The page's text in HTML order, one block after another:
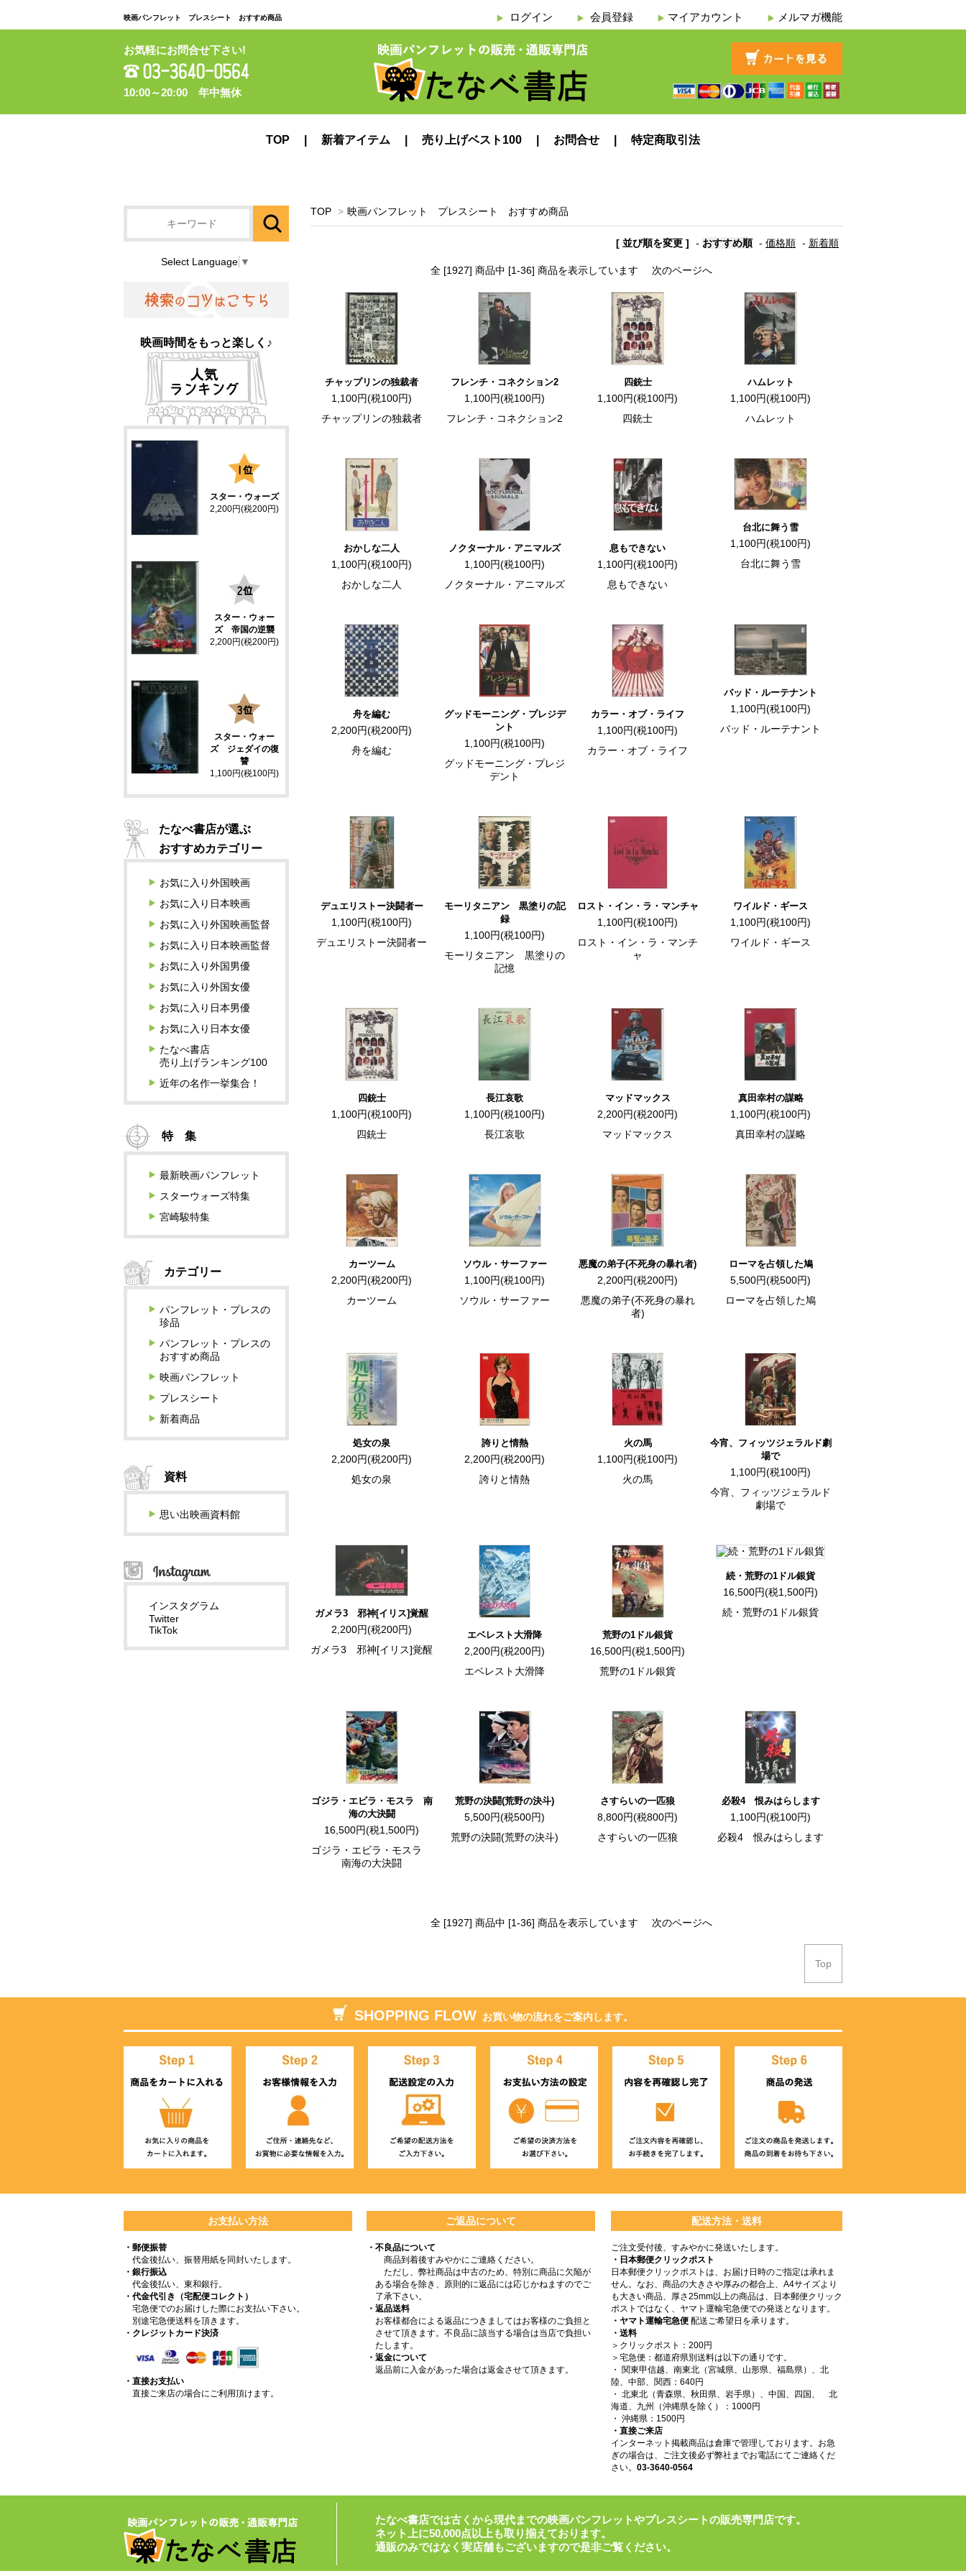
映画パンフレット プレスシート おすすめ商品 ログイン 会員登録 マイアカウント メルマガ機能
お気軽にお問合せ下さい!
10:00～20:00 年中無休
TOP 新着アイテム 売り上げベスト100 お問合せ 特定商取引法
TOP > 映画パンフレット プレスシート おすすめ商品
[ 並び順を変更 ] - おすすめ順 - 価格順 - 新着順
全 [1927] 商品中 [1-36] 商品を表示しています 次のページへ
チャップリンの独裁者
1,100円(税100円)
チャップリンの独裁者
フレンチ・コネクション2
1,100円(税100円)
フレンチ・コネクション2
四銃士
1,100円(税100円)
四銃士
ハムレット
1,100円(税100円)
ハムレット
おかしな二人
1,100円(税100円)
おかしな二人
ノクターナル・アニマルズ
1,100円(税100円)
ノクターナル・アニマルズ
息もできない
1,100円(税100円)
息もできない
台北に舞う雪
1,100円(税100円)
台北に舞う雪
舟を編む
2,200円(税200円)
舟を編む
グッドモーニング・プレジデ
ント
1,100円(税100円)
グッドモーニング・プレジ
デント
カラー・オブ・ライフ
1,100円(税100円)
カラー・オブ・ライフ
バッド・ルーテナント
1,100円(税100円)
バッド・ルーテナント
デュエリストー決闘者ー
1,100円(税100円)
デュエリストー決闘者ー
モーリタニアン 黒塗りの記
録
1,100円(税100円)
モーリタニアン 黒塗りの
記憶
ロスト・イン・ラ・マンチャ
1,100円(税100円)
ロスト・イン・ラ・マンチ
ャ
ワイルド・ギース
1,100円(税100円)
ワイルド・ギース
四銃士
1,100円(税100円)
四銃士
長江哀歌
1,100円(税100円)
長江哀歌
マッドマックス
2,200円(税200円)
マッドマックス
真田幸村の謀略
1,100円(税100円)
真田幸村の謀略
カーツーム
2,200円(税200円)
カーツーム
ソウル・サーファー
1,100円(税100円)
ソウル・サーファー
悪魔の弟子(不死身の暴れ者)
2,200円(税200円)
悪魔の弟子(不死身の暴れ
者)
ローマを占領した鳩
5,500円(税500円)
ローマを占領した鳩
処女の泉
2,200円(税200円)
処女の泉
誇りと情熱
2,200円(税200円)
誇りと情熱
火の馬
1,100円(税100円)
火の馬
今宵、フィッツジェラルド劇
場で
1,100円(税100円)
今宵、フィッツジェラルド
劇場で
ガメラ3 邪神[イリス]覚醒
2,200円(税200円)
ガメラ3 邪神[イリス]覚醒
エベレスト大滑降
2,200円(税200円)
エベレスト大滑降
荒野の1ドル銀貨
16,500円(税1,500円)
荒野の1ドル銀貨
続・荒野の1ドル銀貨
16,500円(税1,500円)
続・荒野の1ドル銀貨
ゴジラ・エビラ・モスラ 南
海の大決闘
16,500円(税1,500円)
ゴジラ・エビラ・モスラ
南海の大決闘
荒野の決闘(荒野の決斗)
5,500円(税500円)
荒野の決闘(荒野の決斗)
さすらいの一匹狼
8,800円(税800円)
さすらいの一匹狼
必殺4 恨みはらします
1,100円(税100円)
必殺4 恨みはらします
全 [1927] 商品中 [1-36] 商品を表示しています 次のページへ
Select Language ▼
映画時間をもっと楽しく♪
スター・ウォーズ
2,200円(税200円)
スター・ウォー
ズ 帝国の逆襲
2,200円(税200円)
スター・ウォー
ズ ジェダイの復
讐
1,100円(税100円)
たなべ書店が選ぶ
おすすめカテゴリー
お気に入り外国映画
お気に入り日本映画
お気に入り外国映画監督
お気に入り日本映画監督
お気に入り外国男優
お気に入り外国女優
お気に入り日本男優
お気に入り日本女優
たなべ書店
売り上げランキング100
近年の名作一挙集合！
特 集
最新映画パンフレット
スターウォーズ特集
宮崎駿特集
カテゴリー
パンフレット・プレスの
珍品
パンフレット・プレスの
おすすめ商品
映画パンフレット
プレスシート
新着商品
資料
思い出映画資料館
インスタグラム
Twitter
TikTok
Top
SHOPPING FLOW お買い物の流れをご案内します。
お支払い方法
・郵便振替
代金後払い、振替用紙を同封いたします。
・銀行振込
代金後払い、東和銀行。
・代金代引き（宅配便コレクト）
宅急便でのお届けした際にお支払い下さい。
別途宅急便送料を頂きます。
・クレジットカード決済
・直接お支払い
直接ご来店の場合にご利用頂けます。
ご返品について
・不良品について
商品到着後すみやかにご連絡ください。
ただし、弊社商品は中古のため、特別に商品に欠陥が
ある場合を除き、原則的に返品には応じかねますのでご
了承下さい。
・返品送料
お客様都合による返品につきましてはお客様のご負担と
させて頂きます。不良品に該当する場合は当店で負担い
たします。
・返金について
返品前に入金があった場合は返金させて頂きます。
配送方法・送料
ご注文受付後、すみやかに発送いたします。
・日本郵便クリックポスト
日本郵便クリックポストは、お届け日時のご指定は承れま
せん。なお、商品の大きさや厚みの都合上、A4サイズより
も大きい商品、厚さ25mm以上の商品は、日本郵便クリック
ポストではなく、ヤマト運輸宅急便での発送となります。
・ヤマト運輸宅急便 配送ご希望日を承ります。
・送料
＞クリックポスト：200円
＞宅急便：都道府県別送料は以下の通りです。
・ 関東甲信越、南東北（宮城県、山形県、福島県）、北
陸、中部、関西：640円
・ 北東北（青森県、秋田県、岩手県）、中国、四国、 北
海道、九州（沖縄県を除く）：1000円
・ 沖縄県：1500円
・直接ご来店
インターネット掲載商品は倉庫で管理しております。お急
ぎの場合は、ご注文後必ず弊社までお電話にてご連絡くだ
さい。 03-3640-0564
たなべ書店では古くから現代までの映画パンフレットやプレスシートの販売専門店です。
ネット上に50,000点以上も取り揃えております。
通販のみではなく実店舗もございますので是非ご覧ください。